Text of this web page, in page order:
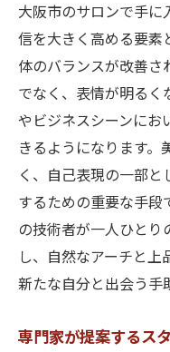
大阪市のサロンで手
信を大きく高める要素
体のバランスが改善
でなく、表情が明るく
やビジネスシーンにお
きるようになります
く、自己表現の一部
するための重要な手段
の技術者が一人ひと
し、自然なアーチと上
新たな自分と出会う手
専門家が提案するス